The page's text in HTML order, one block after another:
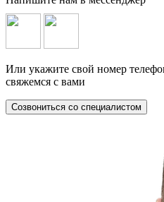
Или укажите свой номер
свяжемся с вами
Созвониться со специалистом